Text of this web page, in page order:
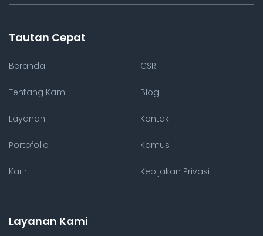
Tautan Cepat
Beranda
Tentang Kami
Layanan
Portofolio
Karir
CSR
Blog
Kontak
Kamus
Kebijakan Privasi
Layanan Kami